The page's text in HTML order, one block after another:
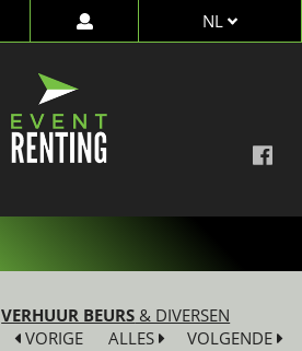
NL
VERHUUR BEURS & DIVERSEN
VORIGE
ALLES VOLGENDE